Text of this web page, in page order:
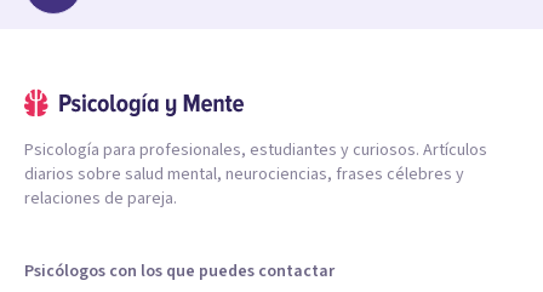
Psicología para profesionales, estudiantes y curiosos. Artículos
diarios sobre salud mental, neurociencias, frases célebres y
relaciones de pareja.
Psicólogos con los que puedes contactar